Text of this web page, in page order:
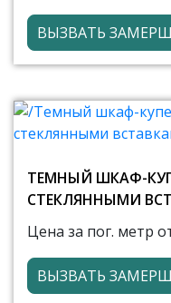
ВЫЗВАТЬ
ТЕМНЫЙ ШКАФ-
СТЕКЛЯННЫМИ
Цена за пог. метр
ВЫЗВАТЬ